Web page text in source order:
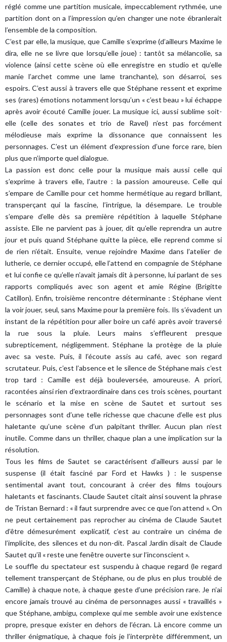
réglé comme une partition musicale, impeccablement rythmée, une
partition dont on a l’impression qu’en changer une note ébranlerait
l’ensemble de la composition.
C’est par elle, la musique, que Camille s’exprime (d’ailleurs Maxime le
dira, elle ne se livre que lorsqu’elle joue) : tantôt sa mélancolie, sa
violence (ainsi cette scène où elle enregistre en studio et qu’elle
manie l’archet comme une lame tranchante), son désarroi, ses
espoirs. C’est aussi à travers elle que Stéphane ressent et exprime
ses (rares) émotions notamment lorsqu’un « c’est beau » lui échappe
après avoir écouté Camille jouer. La musique ici, aussi sublime soit-
elle (celle des sonates et trio de Ravel) n’est pas forcément
mélodieuse mais exprime la dissonance que connaissent les
personnages. C’est un élément d’expression d’une force rare, bien
plus que n’importe quel dialogue.
La passion est donc celle pour la musique mais aussi celle qui
s’exprime à travers elle, l’autre : la passion amoureuse. Celle qui
s’empare de Camille pour cet homme hermétique au regard brillant,
transperçant qui la fascine, l’intrigue, la désempare. Le trouble
s’empare d’elle dès sa première répétition à laquelle Stéphane
assiste. Elle ne parvient pas à jouer, dit qu’elle reprendra un autre
jour et puis quand Stéphane quitte la pièce, elle reprend comme si
de rien n’était. Ensuite, venue rejoindre Maxime dans l’atelier de
lutherie, ce dernier occupé, elle l’attend en compagnie de Stéphane
et lui confie ce qu’elle n’avait jamais dit à personne, lui parlant de ses
rapports compliqués avec son agent et amie Régine (Brigitte
Catillon). Enfin, troisième rencontre déterminante : Stéphane vient
la voir jouer, seul, sans Maxime pour la première fois. Ils s’évadent un
instant de la répétition pour aller boire un café après avoir traversé
la rue sous la pluie. Leurs mains s’effleurent presque
subrepticement, négligemment. Stéphane la protège de la pluie
avec sa veste. Puis, il l’écoute assis au café, avec son regard
scrutateur. Puis, c’est l’absence et le silence de Stéphane mais c’est
trop tard : Camille est déjà bouleversée, amoureuse. A priori,
racontées ainsi rien d’extraordinaire dans ces trois scènes, pourtant
le scénario et la mise en scène de Sautet et surtout ses
personnages sont d’une telle richesse que chacune d’elle est plus
haletante qu’une scène d’un palpitant thriller. Aucun plan n’est
inutile. Comme dans un thriller, chaque plan a une implication sur la
résolution.
Tous les films de Sautet se caractérisent d’ailleurs aussi par le
suspense (il était fasciné par Ford et Hawks ) : le suspense
sentimental avant tout, concourant à créer des films toujours
haletants et fascinants. Claude Sautet citait ainsi souvent la phrase
de Tristan Bernard : « il faut surprendre avec ce que l’on attend ». On
ne peut certainement pas reprocher au cinéma de Claude Sautet
d’être démesurément explicatif, c’est au contraire un cinéma de
l’implicite, des silences et du non-dit. Pascal Jardin disait de Claude
Sautet qu’il « reste une fenêtre ouverte sur l’inconscient ».
Le souffle du spectateur est suspendu à chaque regard (le regard
tellement transperçant de Stéphane, ou de plus en plus troublé de
Camille) à chaque note, à chaque geste d’une précision rare. Je n’ai
encore jamais trouvé au cinéma de personnages aussi « travaillés »
que Stéphane, ambigu, complexe qui me semble avoir une existence
propre, presque exister en dehors de l’écran. Là encore comme un
thriller énigmatique, à chaque fois je l’interprète différemment, un